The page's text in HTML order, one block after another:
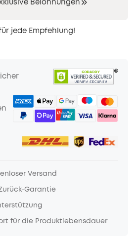
Belohnungen
jede Empfehlung!
Versand
Garantie
für die Produktlebensdauer